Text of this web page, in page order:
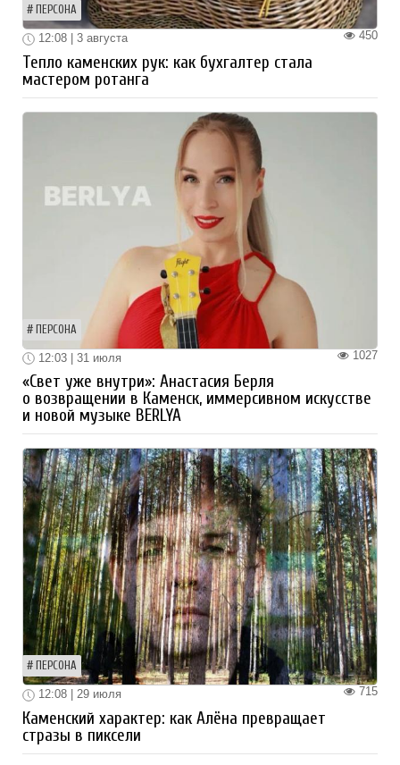
ПЕРСОНА
450
12:08 | 3 августа
Тепло каменских рук: как бухгалтер стала
мастером ротанга
ПЕРСОНА
1027
12:03 | 31 июля
«Свет уже внутри»: Анастасия Берля
о возвращении в Каменск, иммерсивном искусстве
и новой музыке BERLYA
ПЕРСОНА
715
12:08 | 29 июля
Каменский характер: как Алёна превращает
стразы в пиксели